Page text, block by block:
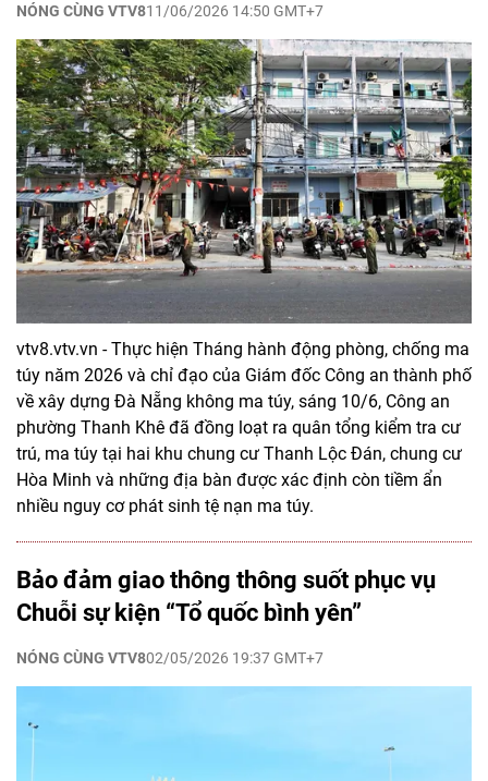
NÓNG CÙNG VTV811/06/2026 14:50 GMT+7
vtv8.vtv.vn - Thực hiện Tháng hành động phòng, chống ma
túy năm 2026 và chỉ đạo của Giám đốc Công an thành phố
về xây dựng Đà Nẵng không ma túy, sáng 10/6, Công an
phường Thanh Khê đã đồng loạt ra quân tổng kiểm tra cư
trú, ma túy tại hai khu chung cư Thanh Lộc Đán, chung cư
Hòa Minh và những địa bàn được xác định còn tiềm ẩn
nhiều nguy cơ phát sinh tệ nạn ma túy.
Bảo đảm giao thông thông suốt phục vụ
Chuỗi sự kiện “Tổ quốc bình yên”
NÓNG CÙNG VTV802/05/2026 19:37 GMT+7